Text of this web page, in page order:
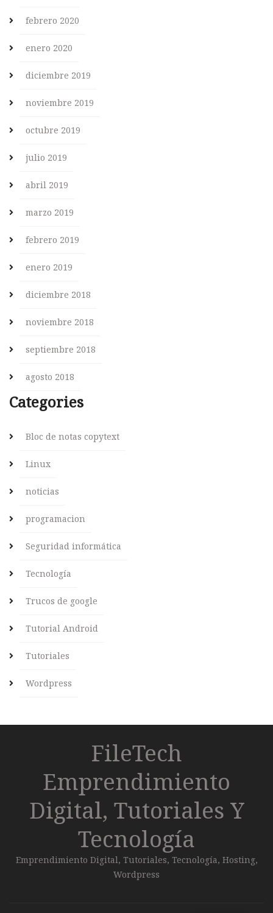
febrero 2020
enero 2020
diciembre 2019
noviembre 2019
octubre 2019
julio 2019
abril 2019
marzo 2019
febrero 2019
enero 2019
diciembre 2018
noviembre 2018
septiembre 2018
agosto 2018
Categories
Bloc de notas copytext
Linux
noticias
programacion
Seguridad informática
Tecnología
Trucos de google
Tutorial Android
Tutoriales
Wordpress
FileTech
Emprendimiento
Digital, Tutoriales Y
Tecnología
Emprendimiento Digital, Tutoriales, Tecnología, Hosting,
Wordpress